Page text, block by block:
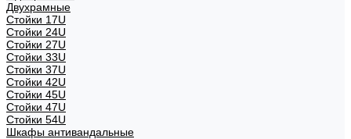
Двухрамные
Стойки 17U
Стойки 24U
Стойки 27U
Стойки 33U
Стойки 37U
Стойки 42U
Стойки 45U
Стойки 47U
Стойки 54U
Шкафы антивандальные